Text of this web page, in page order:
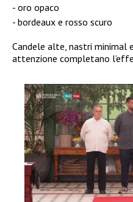
oro opaco
bordeaux e rosso scuro
Candele alte, nastri minimal
attenzione completano